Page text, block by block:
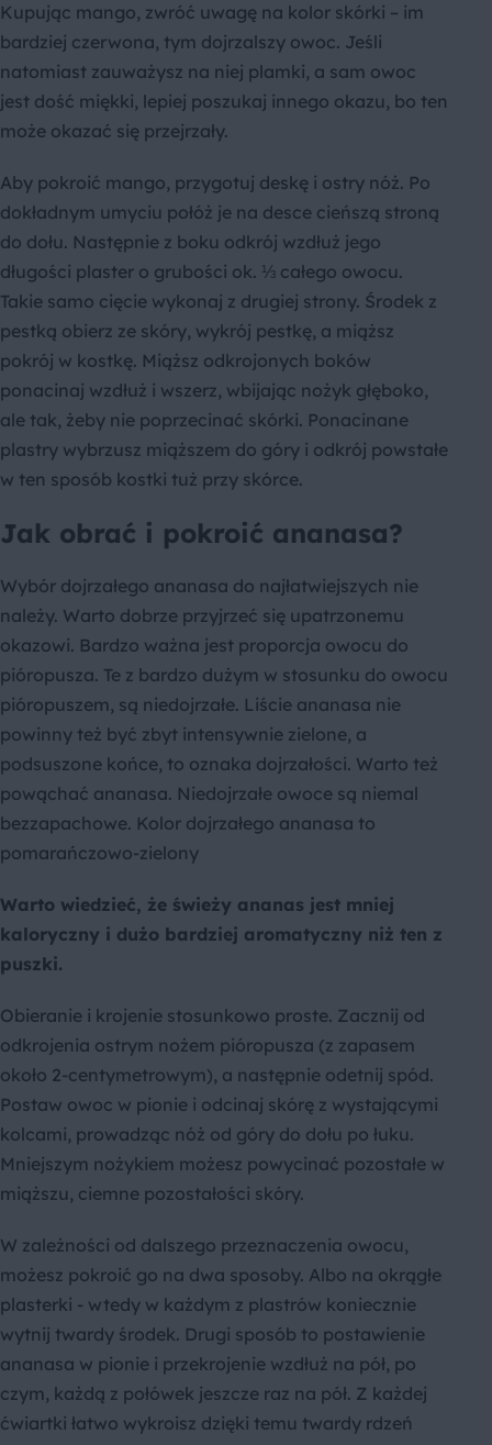
Kupując mango, zwróć uwagę na kolor skórki – im
bardziej czerwona, tym dojrzalszy owoc. Jeśli
natomiast zauważysz na niej plamki, a sam owoc
jest dość miękki, lepiej poszukaj innego okazu, bo ten
może okazać się przejrzały.
Aby pokroić mango, przygotuj deskę i ostry nóż. Po
dokładnym umyciu połóż je na desce cieńszą stroną
do dołu. Następnie z boku odkrój wzdłuż jego
długości plaster o grubości ok. ⅓ całego owocu.
Takie samo cięcie wykonaj z drugiej strony. Środek z
pestką obierz ze skóry, wykrój pestkę, a miąższ
pokrój w kostkę. Miąższ odkrojonych boków
ponacinaj wzdłuż i wszerz, wbijając nożyk głęboko,
ale tak, żeby nie poprzecinać skórki. Ponacinane
plastry wybrzusz miąższem do góry i odkrój powstałe
w ten sposób kostki tuż przy skórce.
Jak obrać i pokroić ananasa?
Wybór dojrzałego ananasa do najłatwiejszych nie
należy. Warto dobrze przyjrzeć się upatrzonemu
okazowi. Bardzo ważna jest proporcja owocu do
pióropusza. Te z bardzo dużym w stosunku do owocu
pióropuszem, są niedojrzałe. Liście ananasa nie
powinny też być zbyt intensywnie zielone, a
podsuszone końce, to oznaka dojrzałości. Warto też
powąchać ananasa. Niedojrzałe owoce są niemal
bezzapachowe. Kolor dojrzałego ananasa to
pomarańczowo-zielony
Warto wiedzieć, że świeży ananas jest mniej
kaloryczny i dużo bardziej aromatyczny niż ten z
puszki.
Obieranie i krojenie stosunkowo proste. Zacznij od
odkrojenia ostrym nożem pióropusza (z zapasem
około 2-centymetrowym), a następnie odetnij spód.
Postaw owoc w pionie i odcinaj skórę z wystającymi
kolcami, prowadząc nóż od góry do dołu po łuku.
Mniejszym nożykiem możesz powycinać pozostałe w
miąższu, ciemne pozostałości skóry.
W zależności od dalszego przeznaczenia owocu,
możesz pokroić go na dwa sposoby. Albo na okrągłe
plasterki - wtedy w każdym z plastrów koniecznie
wytnij twardy środek. Drugi sposób to postawienie
ananasa w pionie i przekrojenie wzdłuż na pół, po
czym, każdą z połówek jeszcze raz na pół. Z każdej
ćwiartki łatwo wykroisz dzięki temu twardy rdzeń